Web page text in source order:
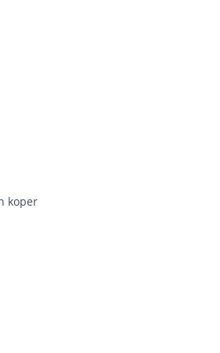
koper